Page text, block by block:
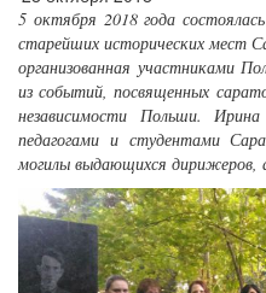
5 октября 2018 года
старейших исторических мест
организованная участниками
из событий, посвященных
независимости Польши.
педагогами и студентами
могилы выдающихся дирижеров,